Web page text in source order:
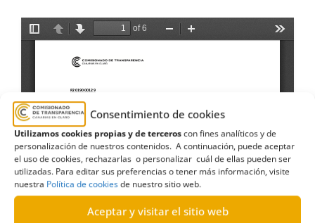
Consentimiento de cookies
Utilizamos cookies propias y de terceroscon fines analíticos y de
personalización de nuestros contenidos. A continuación, puede aceptar
el uso de cookies, rechazarlas o personalizar cuál de ellas pueden ser
utilizadas. Para editar sus preferencias o tener más información, visite
nuestra Política de cookiesde nuestro sitio web.
Aceptar y visitar el sitio web